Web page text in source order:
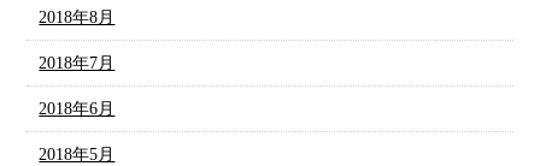
2018年8月
2018年7月
2018年6月
2018年5月